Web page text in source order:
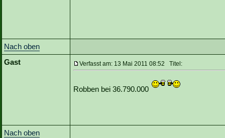
Nach oben
Gast
Verfasst am: 13 Mai 2011 08:52 Titel:
Robben bei 36.790.000
Nach oben